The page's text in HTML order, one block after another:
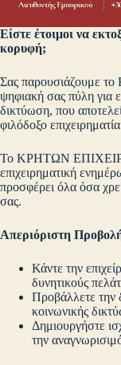
Είστε έτοιμοι να
κορυφή;
Σας παρουσιάζουμε
ψηφιακή σας πύλη για
δικτύωση, που
φιλόδοξο
Το ΚΡΗΤΩΝ
επιχειρηματική
προσφέρει όλα όσα
σας.
Απεριόριστη
Κάντε την
δυνητικούς
Προβάλλετε την
κοινωνικής
Δημιουργήστε
την